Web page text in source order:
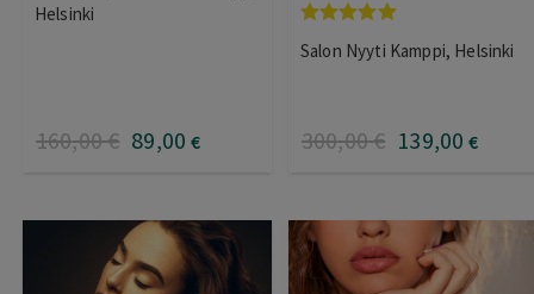
Helsinki
160,00€ 89,00 €
tuotteesta:
Salon Nyyti Kamppi, Helsinki
300,00€ 139,00 €